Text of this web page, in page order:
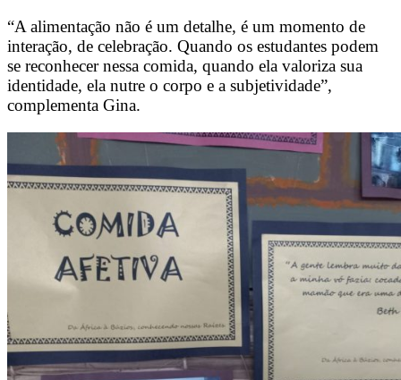
“A alimentação não é um detalhe, é um momento de
interação, de celebração. Quando os estudantes podem
se reconhecer nessa comida, quando ela valoriza sua
identidade, ela nutre o corpo e a subjetividade”,
complementa Gina.